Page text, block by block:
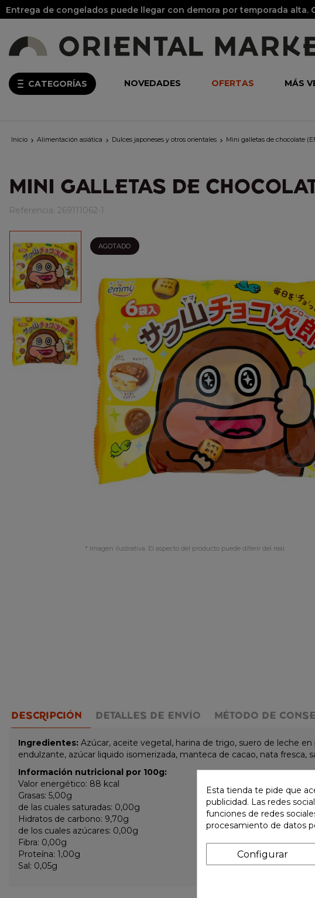
Entrega de congelados puede llegar con demora por temporada alta.
CATEGORÍAS NOVEDADES OFERTAS MÁS
Inicio  Alimentación asiática  Dulces japoneses y otros orientales  Mini galletas de chocolate
MINI GALLETAS DE
Referencia: 269111062-1
AGOTADO
* Imagen ilustrativa. El aspecto del producto puede diferir del real.
DESCRIPCIÓN DETALLES DE ENVÍO MÉTODO DE
Ingredientes: Azúcar, aceite vegetal, harina de trigo, suero de leche
endulzante, azúcar liquido isomerizada, manteca de cacao, nata fresca,
Información nutricional por 100g:
Valor energético: 88 kcal
Grasas: 5,00g
de las cuales saturadas: 0,00g
Hidratos de carbono: 9,70g
de los cuales azúcares: 0,00g
Fibra: 0,00g
Proteína: 1,00g
Sal: 0,05g
Esta tienda te pide que
publicidad. Las redes
funciones de redes
procesamiento de datos
Configurar